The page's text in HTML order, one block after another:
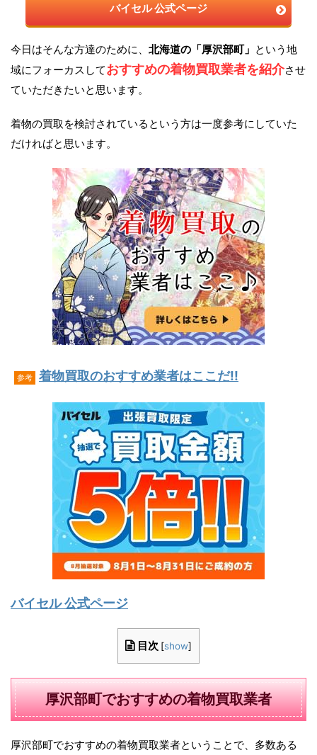
バイセル 公式ページ
今日はそんな方達のために、 北海道の「厚沢部町」 という地
域にフォーカスしておすすめの着物買取業者を紹介させ
ていただきたいと思います。
着物の買取を検討されているという方は一度参考にしていた
だければと思います。
参考 着物買取のおすすめ業者はここだ!!
バイセル 公式ページ
目次 [show]
厚沢部町でおすすめの着物買取業者
厚沢部町でおすすめの着物買取業者ということで、多数ある